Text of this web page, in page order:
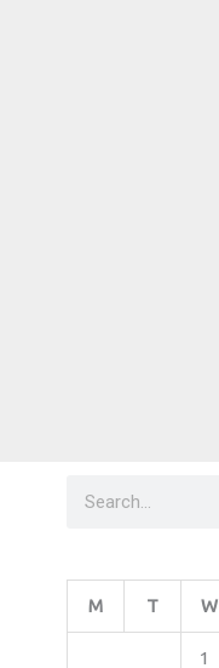
M
T W
1